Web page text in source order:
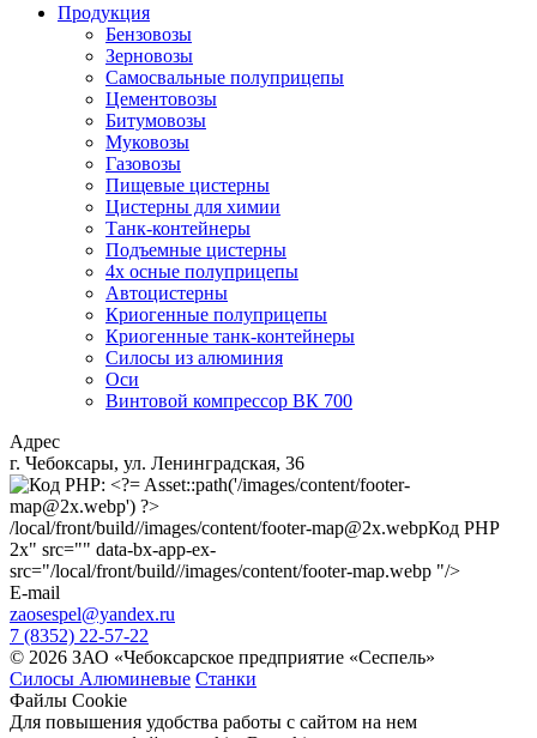
Продукция
Бензовозы
Зерновозы
Самосвальные полуприцепы
Цементовозы
Битумовозы
Муковозы
Газовозы
Пищевые цистерны
Цистерны для химии
Танк-контейнеры
Подъемные цистерны
4х осные полуприцепы
Автоцистерны
Криогенные полуприцепы
Криогенные танк-контейнеры
Силосы из алюминия
Оси
Винтовой компрессор ВК 700
Адрес
г. Чебоксары, ул. Ленинградская, 36
/local/front/build//images/content/footer-map@2x.webpКод PHP
2x" src="" data-bx-app-ex-
src="/local/front/build//images/content/footer-map.webp "/>
E-mail
zaosespel@yandex.ru
7 (8352) 22-57-22
© 2026 ЗАО «Чебоксарское предприятие «Сеспель»
Силосы Алюминевые Станки
Файлы Cookie
Для повышения удобства работы с сайтом на нем